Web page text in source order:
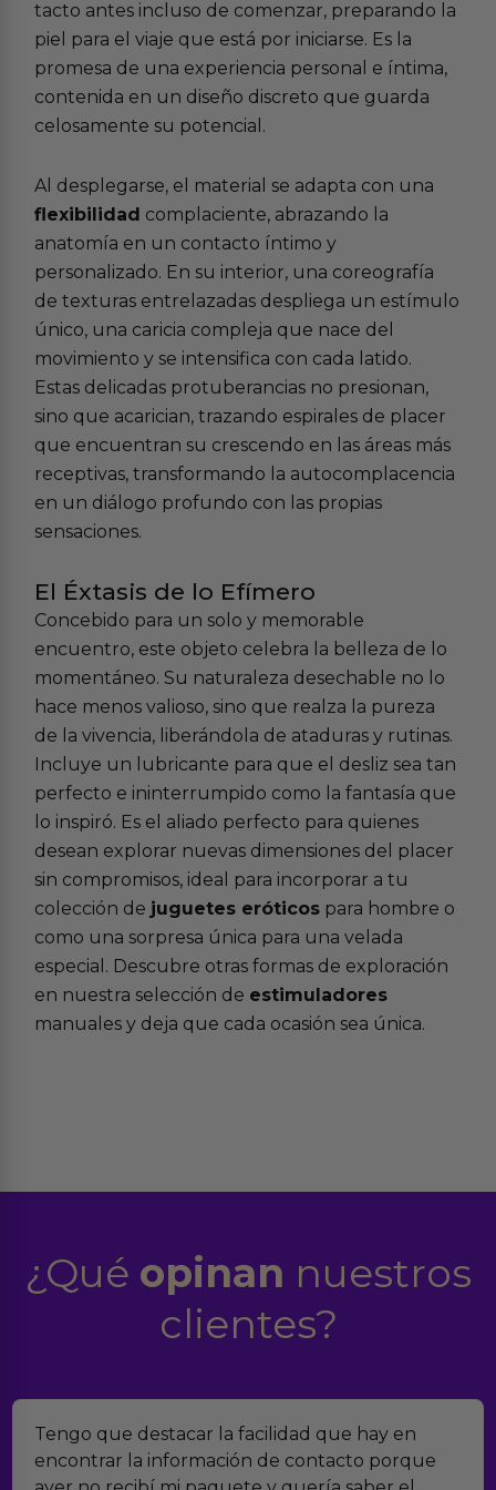
tacto antes incluso de comenzar, preparando la
piel para el viaje que está por iniciarse. Es la
promesa de una experiencia personal e íntima,
contenida en un diseño discreto que guarda
celosamente su potencial.
Al desplegarse, el material se adapta con una
flexibilidad complaciente, abrazando la
anatomía en un contacto íntimo y
personalizado. En su interior, una coreografía
de texturas entrelazadas despliega un estímulo
único, una caricia compleja que nace del
movimiento y se intensifica con cada latido.
Estas delicadas protuberancias no presionan,
sino que acarician, trazando espirales de placer
que encuentran su crescendo en las áreas más
receptivas, transformando la autocomplacencia
en un diálogo profundo con las propias
sensaciones.
El Éxtasis de lo Efímero
Concebido para un solo y memorable
encuentro, este objeto celebra la belleza de lo
momentáneo. Su naturaleza desechable no lo
hace menos valioso, sino que realza la pureza
de la vivencia, liberándola de ataduras y rutinas.
Incluye un lubricante para que el desliz sea tan
perfecto e ininterrumpido como la fantasía que
lo inspiró. Es el aliado perfecto para quienes
desean explorar nuevas dimensiones del placer
sin compromisos, ideal para incorporar a tu
colección de juguetes eróticos para hombre o
como una sorpresa única para una velada
especial. Descubre otras formas de exploración
en nuestra selección de estimuladores
manuales y deja que cada ocasión sea única.
¿Qué opinan nuestros
clientes?
que hay en
porque
Encontramos Erotiks a través
verdad es que nos han